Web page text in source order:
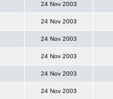
24 Nov 2003
24 Nov 2003
24 Nov 2003
24 Nov 2003
24 Nov 2003
24 Nov 2003